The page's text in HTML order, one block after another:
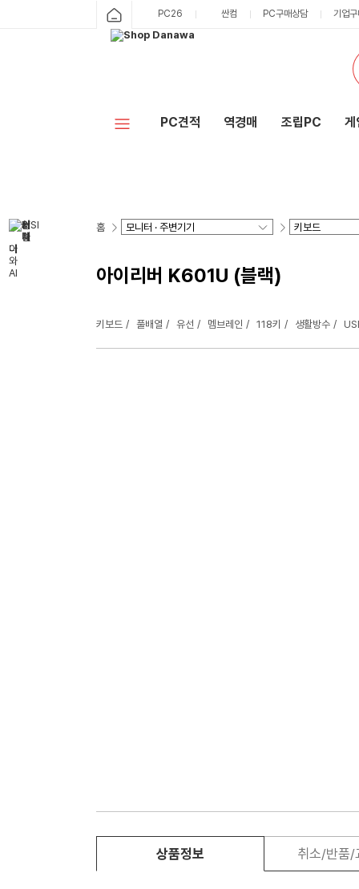
PC26 싼컴 PC구매상담 기업
PC견적 역경매 조립PC 게
홈
아이리버 K601U (블랙)
키보드 풀배열 유선 멤브레인 118키 생활방수
상품정보 취소/반품/